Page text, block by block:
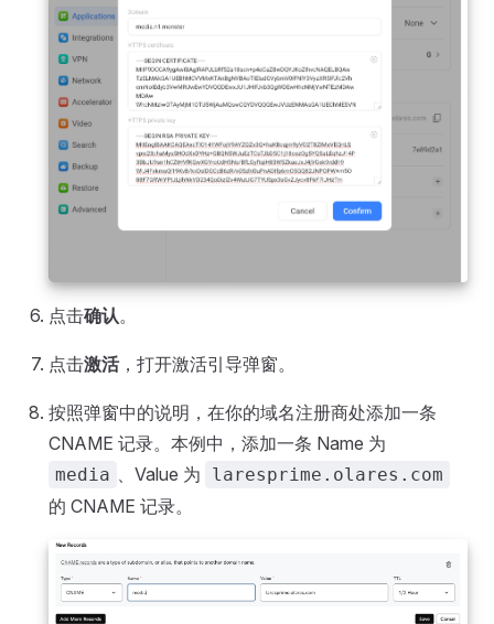
点击确认。
点击激活，打开激活引导弹窗。
按照弹窗中的说明，在你的域名注册商处添加一条
CNAME 记录。本例中，添加一条 Name 为
media 、Value 为 laresprime.olares.com
的 CNAME 记录。